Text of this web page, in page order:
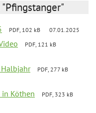
PDF, 102 kB 07.01.2025
PDF, 121 kB
PDF, 277 kB
in Köthen
PDF, 323 kB